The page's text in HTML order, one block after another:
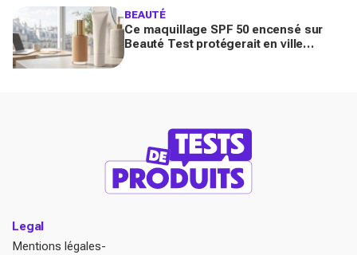
BEAUTÉ
Ce maquillage SPF 50 encensé sur
Beauté Test protégerait en ville
Legal
Mentions légales